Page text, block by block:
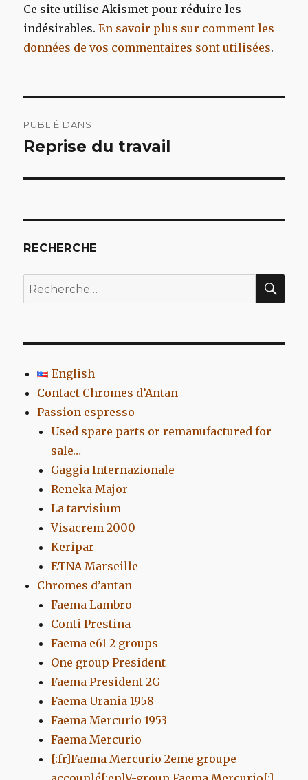
Ce site utilise Akismet pour réduire les
indésirables.En savoir plus sur comment les
données de vos commentaires sont utilisées.
de
PUBLIÉ DANS
Reprise du travail
RECHERCHE
Recherche
pour
English
Contact Chromes d’Antan
Passion espresso
Used spare parts or remanufactured for
sale…
Gaggia Internazionale
Reneka Major
La tarvisium
Visacrem 2000
Keripar
ETNA Marseille
Chromes d’antan
Faema Lambro
Conti Prestina
Faema e61 2 groups
One group President
Faema President 2G
Faema Urania 1958
Faema Mercurio 1953
Faema Mercurio
[:fr]Faema Mercurio 2eme groupe